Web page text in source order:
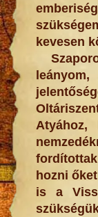
kevesen
Atyához,
hozni
is a